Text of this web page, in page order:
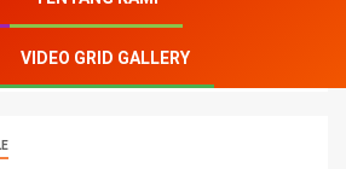
VIDEO GRID GALLERY